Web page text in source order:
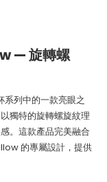
— 旋轉螺
列中的一款亮眼之
獨特的旋轉螺旋紋理
。這款產品完美融合
的專屬設計，提供